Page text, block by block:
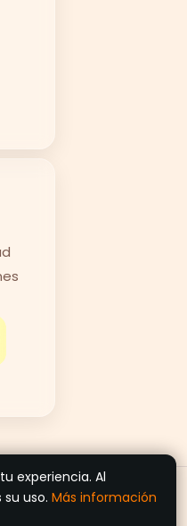
Destinos
experiencia. Al
uso. Más información